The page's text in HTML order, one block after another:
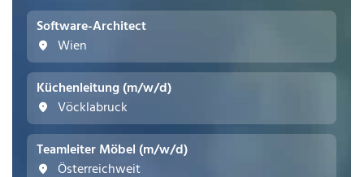
Software-Architect
Wien
Küchenleitung (m/w/d)
Vöcklabruck
Teamleiter Möbel (m/w/d)
Österreichweit